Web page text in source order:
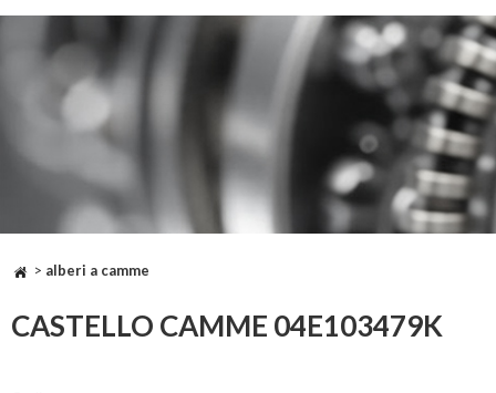
> alberi a camme
CASTELLO CAMME 04E103479K